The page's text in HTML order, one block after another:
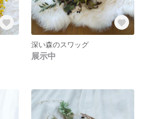
深い森のスワッグ
展示中